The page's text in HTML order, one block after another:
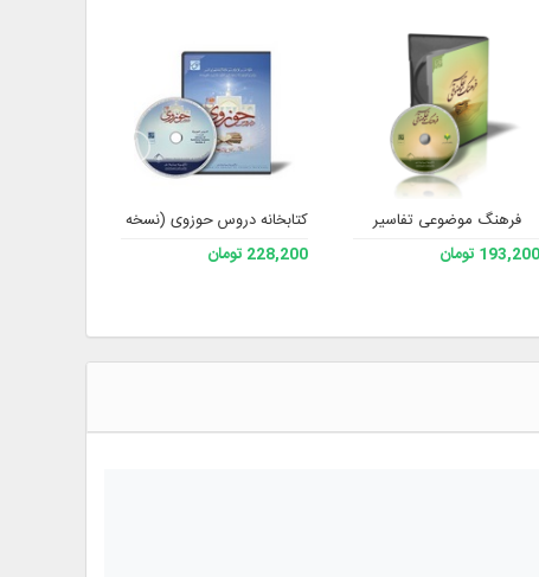
فرهنگ موضوعی تفاسیر
193,200 تومان
کتابخانه دروس حوزوی (نسخه 2)
228,200 تومان